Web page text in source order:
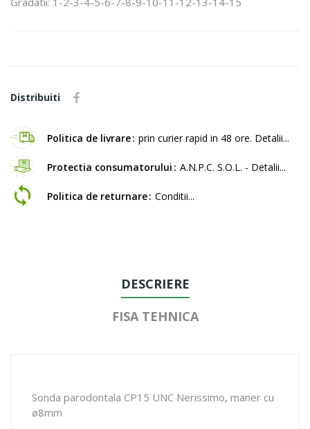
Distribuiti
Politica de livrare prin curier rapid in 48 ore. Detalii...
Protectia consumatorului A.N.P.C. S.O.L. - Detalii...
Politica de returnare Conditii...
DESCRIERE
FISA TEHNICA
Sonda parodontala CP15 UNC Nerissimo, maner cu
ø8mm